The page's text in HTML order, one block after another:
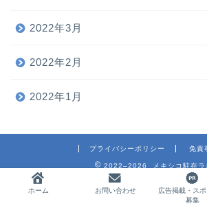
2022年3月
2022年2月
2022年1月
プライバシーポリシー 免責
2022–2026 メキシコ駐在ラ
ホーム お問い合わせ
広告掲載・ス
募集